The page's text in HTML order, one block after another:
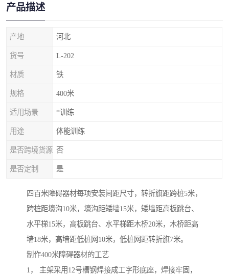
产品描述
产地 河北
货号 L-202
材质 铁
规格 400米
适用场景 *训练
用途 体能训练
是否跨境货源 否
是否定制 是
四百米障碍器材每项安装间距尺寸，转折旗距跨桩5米，
跨桩距壕沟10米，壕沟距矮墙15米，矮墙距高板跳台、
水平梯15米，高板跳台、水平梯距木桥20米，木桥距高
墙18米，高墙距低桩网10米，低桩网距转折旗7米。
制作400米障碍器材的工艺
1， 主架采用12号槽钢焊接成工字形底座，焊接牢固，